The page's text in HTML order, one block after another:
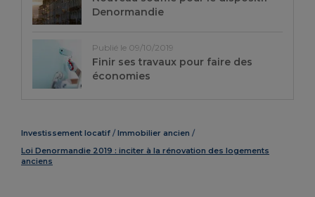
Investissement locatif
Immobilier ancien
Loi Denormandie 2019 : inciter à la rénovation des logements
anciens
Denormandie
Publié le 09/10/2019
Finir ses travaux pour faire des
économies